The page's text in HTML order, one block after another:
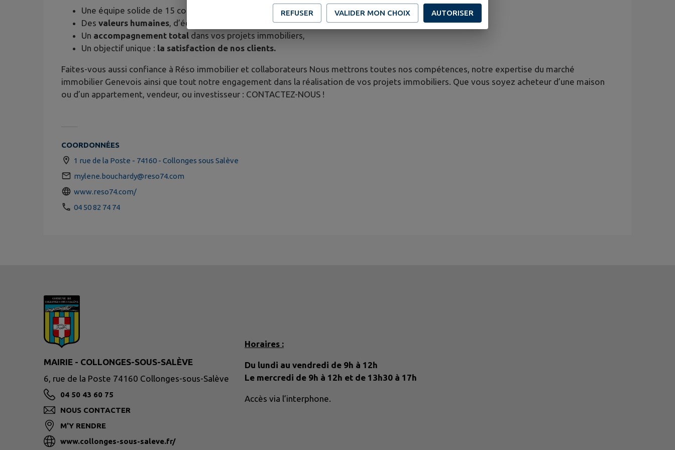
Une équipe solide de 15 collaborateurs,
Des valeurs humaines , d’écoutes et de conseils,
Un accompagnement total dans vos projets immobiliers,
Un objectif unique : la satisfaction de nos clients.
Faites-vous aussi confiance à Réso immobilier et collaborateurs Nous mettrons toutes nos compétences, notre expertise du marché
immobilier Genevois ainsi que tout notre engagement dans la réalisation de vos projets immobiliers. Que vous soyez acheteur d’une maison
ou d’un appartement, vendeur, ou investisseur : CONTACTEZ-NOUS !
COORDONNÉES
1 rue de la Poste - 74160 - Collonges sous Salève
mylene.bouchardy@reso74.com
www.reso74.com/
04 50 82 74 74
MAIRIE - COLLONGES-SOUS-SALÈVE
6, rue de la Poste 74160 Collonges-sous-Salève
04 50 43 60 75
NOUS CONTACTER
M'Y RENDRE
www.collonges-sous-saleve.fr/
Horaires :
Du lundi au vendredi de 9h à 12h
Le mercredi de 9h à 12h et de 13h30 à 17h
Accès via l’interphone.
REFUSER VALIDER MON CHOIX AUTORISER